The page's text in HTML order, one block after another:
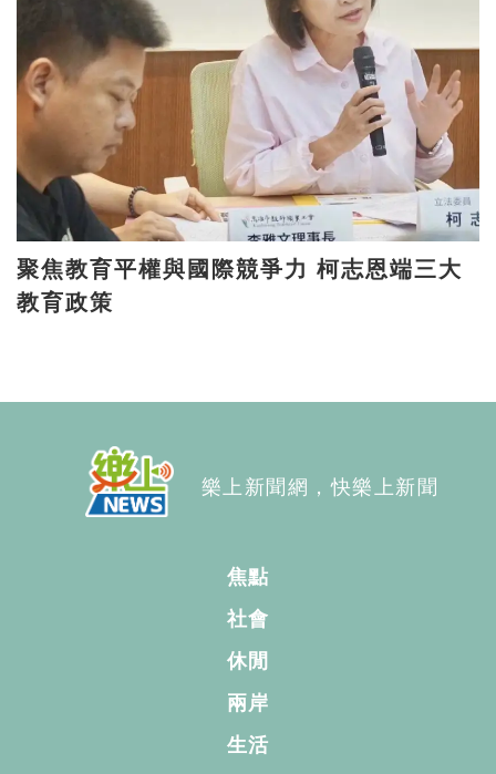
聚焦教育平權與國際競爭力 柯志恩端三大
教育政策
樂上新聞網，快樂上新聞
焦點
社會
休閒
兩岸
生活